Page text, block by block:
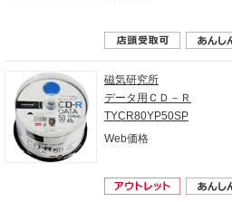
磁気研究所
データ用ＣＤ－Ｒ
TYCR80YP50SP
Web価格